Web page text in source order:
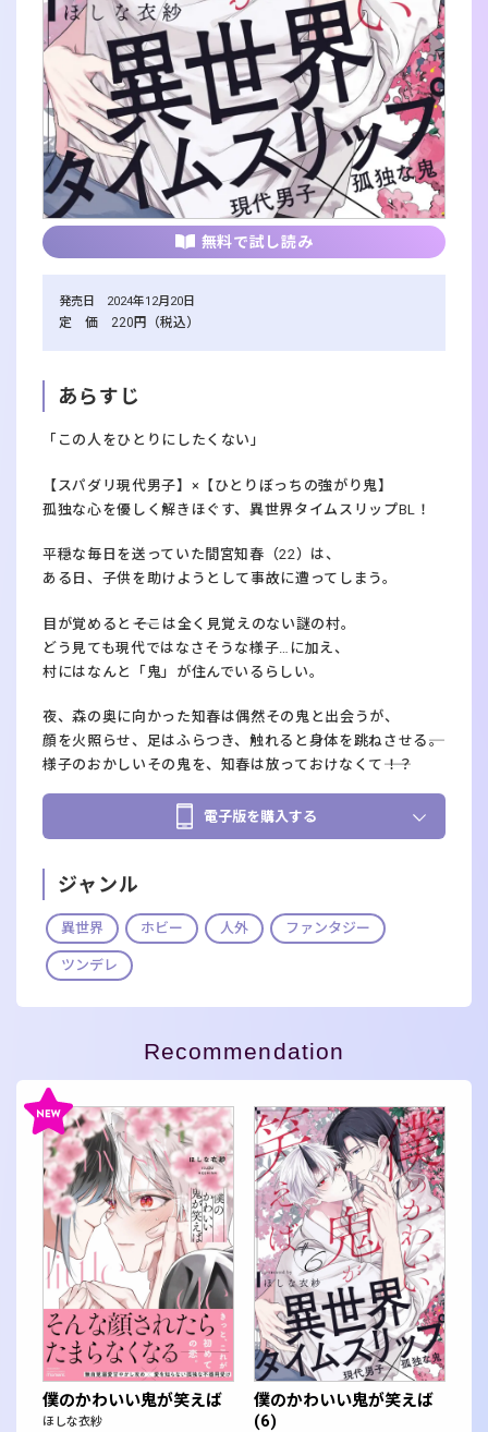
無料で試し読み
発売日 2024年12月20日
定 価 220円（税込）
あらすじ
「この人をひとりにしたくない」
【スパダリ現代男子】×【ひとりぼっちの強がり鬼】
孤独な心を優しく解きほぐす、異世界タイムスリップBL！
平穏な毎日を送っていた間宮知春（22）は、
ある日、子供を助けようとして事故に遭ってしまう。
目が覚めると――そこは全く見覚えのない謎の村。
どう見ても現代ではなさそうな様子…に加え、
村にはなんと「鬼」が住んでいるらしい。
夜、森の奥に向かった知春は偶然その鬼と出会うが、
顔を火照らせ、足はふらつき、触れると身体を跳ねさせる――。
様子のおかしいその鬼を、知春は放っておけなくて――！？
電子版を購入する
ジャンル
異世界 ホビー 人外 ファンタジー
ツンデレ
Recommendation
僕のかわいい鬼が笑えば
ほしな衣紗
僕のかわいい鬼が笑えば
(6)